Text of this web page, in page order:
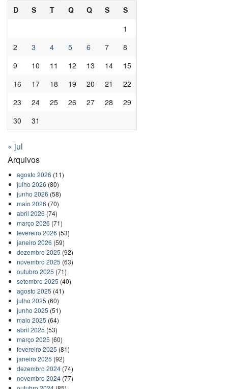
D S T Q Q S
S
1
2
3 4 5 6 7
8
9
10 11 12 13 14
15
16
17 18 19 20 21
22
23
24 25 26 27 28
29
30
31
« jul
Arquivos
agosto 2026 (11)
julho 2026 (80)
junho 2026 (58)
maio 2026 (70)
abril 2026 (74)
março 2026 (71)
fevereiro 2026 (53)
janeiro 2026 (59)
dezembro 2025 (92)
novembro 2025 (63)
outubro 2025 (71)
setembro 2025 (40)
agosto 2025 (41)
julho 2025 (60)
junho 2025 (51)
maio 2025 (64)
abril 2025 (53)
março 2025 (60)
fevereiro 2025 (81)
janeiro 2025 (92)
dezembro 2024(74)
novembro 2024(77)